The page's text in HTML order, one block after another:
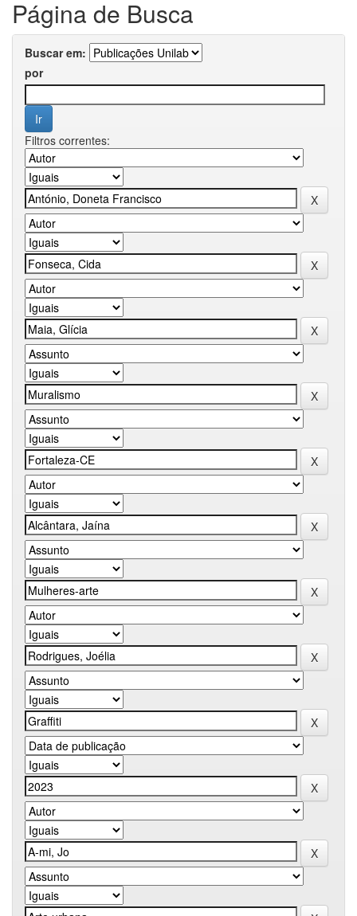
Página de Busca
Buscar em:
por
Filtros correntes: